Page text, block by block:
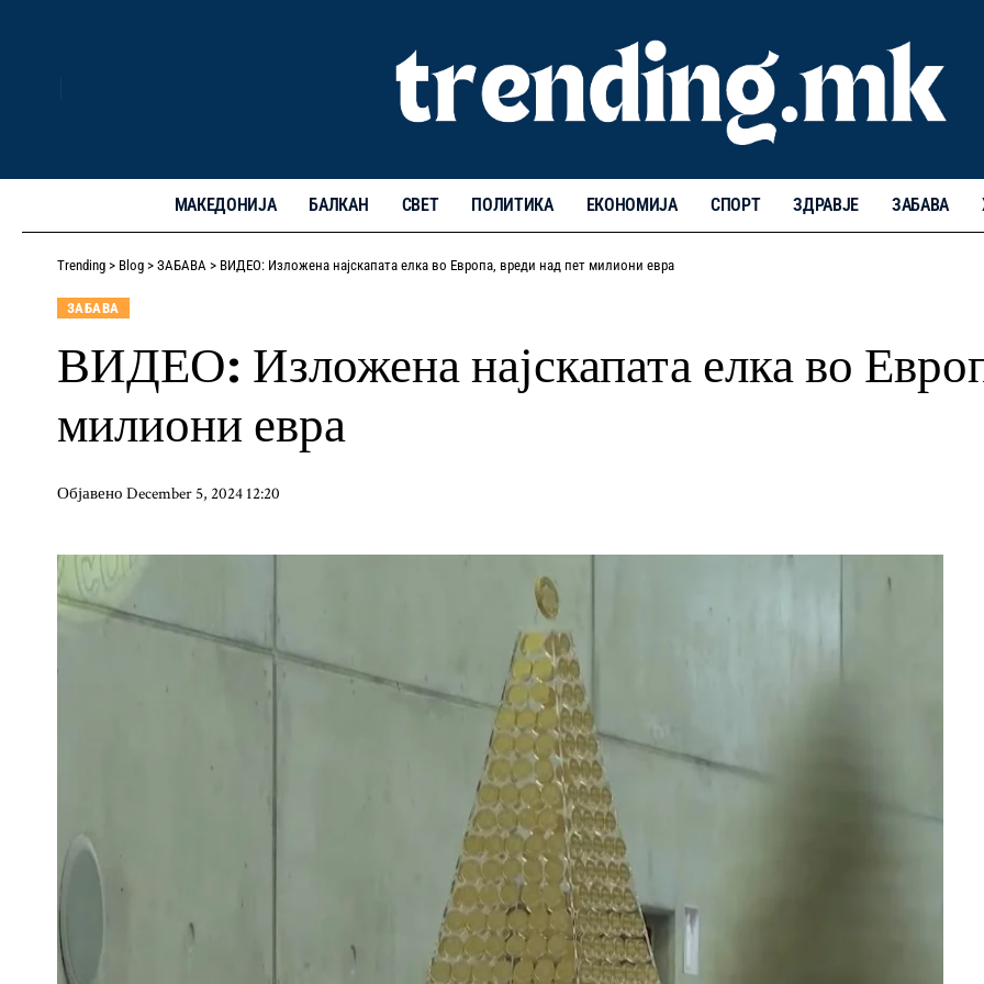
МАКЕДОНИЈА БАЛКАН СВЕТ ПОЛИТИКА ЕКОНОМИЈА СПОРТ ЗДРАВЈЕ ЗАБАВА
Trending > Blog > ЗАБАВА > ВИДЕО: Изложена најскапата елка во Европа, вреди над пет милиони евра
ЗАБАВА
ВИДЕО: Изложена најскапата елка во
милиони евра
Објавено December 5, 2024 12:20